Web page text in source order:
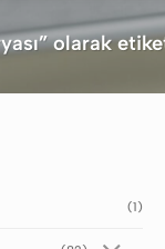
olarak
(1)